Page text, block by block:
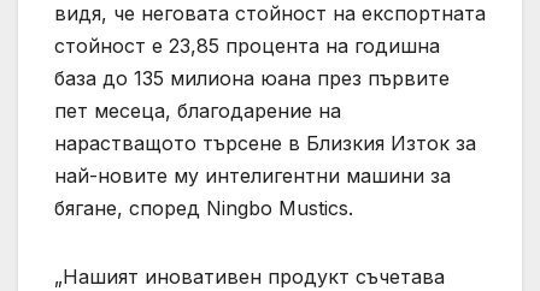
видя, че неговата стойност на експортната
стойност е 23,85 процента на годишна
база до 135 милиона юана през първите
пет месеца, благодарение на
нарастващото търсене в Близкия Изток за
най-новите му интелигентни машини за
бягане, според Ningbo Mustics.
„Нашият иновативен продукт съчетава